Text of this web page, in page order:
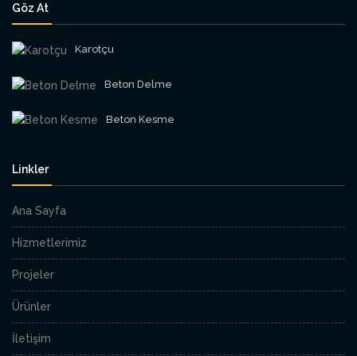
Göz At
Karotçu
Beton Delme
Beton Kesme
Linkler
Ana Sayfa
Hizmetlerimiz
Projeler
Ürünler
İletişim